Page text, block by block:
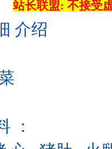
站长联盟: 不接受
介绍
：